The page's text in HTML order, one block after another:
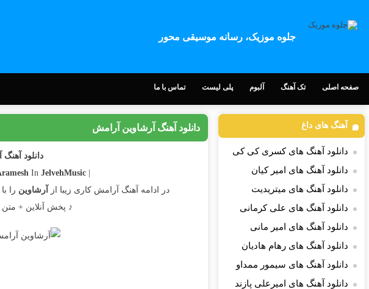
جلوه موزیک، رسانه موسیقی محور
صفحه اصلی تک آهنگ آلبوم پلی لیست تماس با ما
دانلود آهنگ آرشاوین آرامش
دانلود
InJelvehMusic |
در ادامه آهنگ آرامش کاری زیبا از
آرشاوین را
♪ پخش آنلاین +
آهنگ های داغ
دانلود آهنگ های کسری کی کی
دانلود آهنگ های امیر کیان
دانلود آهنگ های میتریدیت
دانلود آهنگ های علی کرمانی
دانلود آهنگ های امیر مانی
دانلود آهنگ های رهام هادیان
دانلود آهنگ های سیمور ممداو
دانلود آهنگ های امیرعلی پازند